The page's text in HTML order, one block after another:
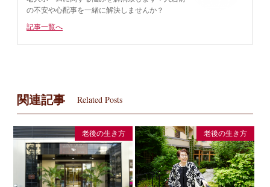
の不安や心配事を一緒に解決しませんか？
記事一覧へ
関連記事 Related Posts
老後の生き方 老後の生き方